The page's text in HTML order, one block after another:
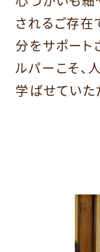
されるご存在
分をサポート
ルパーこそ、
学ばせていた